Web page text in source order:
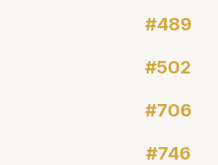
#489
#502
#706
#746